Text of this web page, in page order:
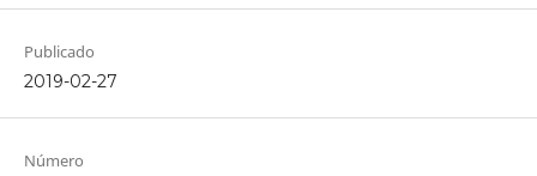
Publicado
2019-02-27
Número